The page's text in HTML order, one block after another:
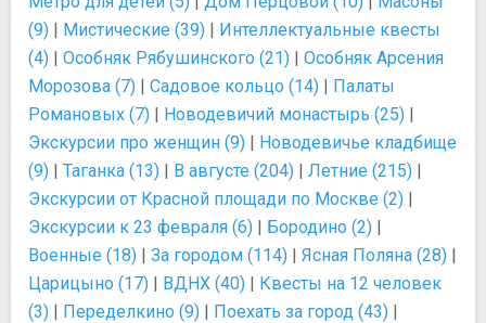
(9) | Мистические (39) | Интеллектуальные квесты
(4) | Особняк Рябушинского (21) | Особняк Арсения
Морозова (7) | Садовое кольцо (14) | Палаты
Романовых (7) | Новодевичий монастырь (25) |
Экскурсии про женщин (9) | Новодевичье кладбище
(9) | Таганка (13) | В августе (204) | Летние (215) |
Экскурсии от Красной площади по Москве (2) |
Экскурсии к 23 февраля (6) | Бородино (2) |
Военные (18) | За городом (114) | Ясная Поляна (28) |
Царицыно (17) | ВДНХ (40) | Квесты на 12 человек
(3) | Переделкино (9) | Поехать за город (43) |